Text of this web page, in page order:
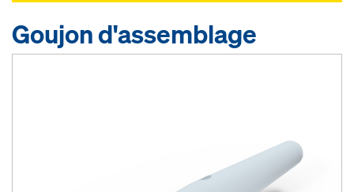
Goujon d'assemblage